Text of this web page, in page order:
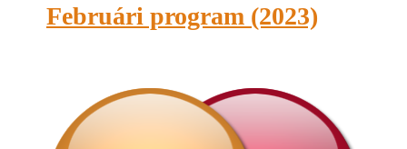
Februári program (2023)